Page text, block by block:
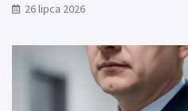
26 lipca 2026